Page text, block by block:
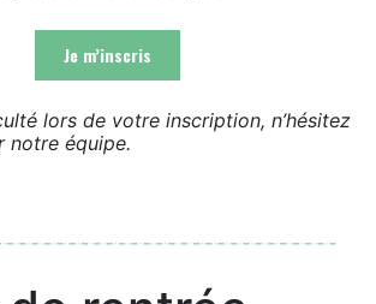
Je m’inscris
lors de votre inscription, n’hésitez
notre équipe.